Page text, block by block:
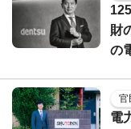
財
の
官
電